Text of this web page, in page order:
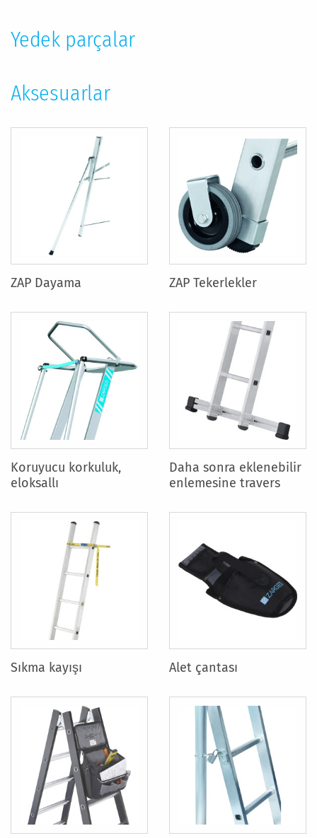
Yedek parçalar
Aksesuarlar
ZAP Dayama ZAP Tekerlekler
Koruyucu korkuluk,
eloksallı
Daha sonra eklenebilir
enlemesine travers
Sıkma kayışı Alet çantası